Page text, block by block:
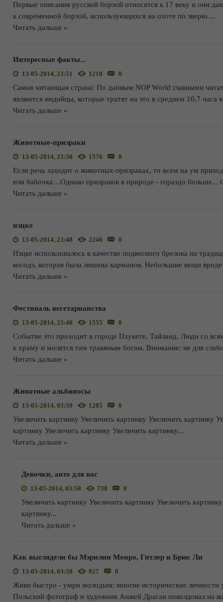
Первые описания русской борзой относятся к 17 веку и они
к современной борзой, использующихся на охоте по зверю....
Читать дальше »
Интересные факты...
13-05-2014, 23:51 1218 0
Самая читающая страна: По данным NOP World главными
являются индийцы, которые тратят на это в среднем 10,7 часа
Читать дальше »
Животные-призраки
13-05-2014, 23:50 1576 0
Если речь заходит о животных-призраках, то всем на ум
или бабочка…Однако призраков в природе - гораздо
Читать дальше »
нэцке
13-05-2014, 23:48 2246 0
Нэцке использовалось в качестве подвесного брелока на
косодэ, которая была лишена карманов. Небольшие вещи вроде
Читать дальше »
Фестиваль вегетарианства
13-05-2014, 23:46 1555 0
Событие это проходит в городе Пхукете, Тайланд. Люди со
к храму и молятся там травяным богам. Внимание: не для
Читать дальше »
Животные альбиносы
13-05-2014, 03:59 1285 0
Увеличить картинку Увеличить картинку Увеличить картинку
картинку Увеличить картинку Увеличить картинку...
Читать дальше »
Девочки, авто для вас
13-05-2014, 03:58 738 0
Увеличить картинку Увеличить картинку Увеличить
картинку...
Читать дальше »
Как выглядели бы Мэрилин Монро, Гитлер и Брюс Ли
13-05-2014, 03:50 927 0
Живи быстро - умри молодым: многие исторические личности
Польский фотограф и художник Анжей Драган поколдовал на